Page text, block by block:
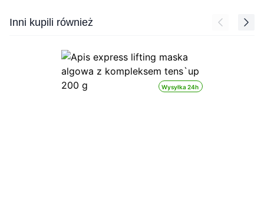
Press to skip carousel
Inni kupili również
Wysyłka 24h